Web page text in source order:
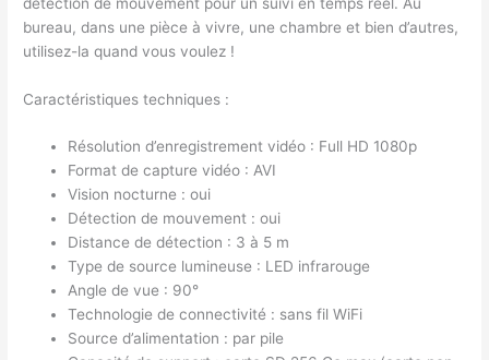
bureau, dans une pièce à vivre, une chambre et bien d’autres,
utilisez-la quand vous voulez !
Caractéristiques techniques :
Résolution d’enregistrement vidéo : Full HD 1080p
Format de capture vidéo : AVI
Vision nocturne : oui
Détection de mouvement : oui
Distance de détection : 3 à 5 m
Type de source lumineuse : LED infrarouge
Angle de vue : 90°
Technologie de connectivité : sans fil WiFi
Source d’alimentation : par pile